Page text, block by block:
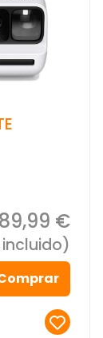
89,99 €
incluido)